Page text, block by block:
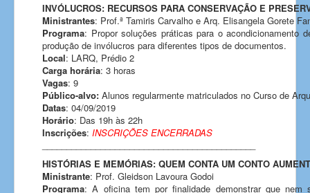
INVÓLUCROS: RECURSOS PARA CONSERVAÇÃO E
Ministrantes: Prof.ª Tamiris Carvalho e Arq. Elisangela Gorete
Programa: Propor soluções práticas para o acondicionamento
produção de invólucros para diferentes tipos de documentos.
Local: LARQ, Prédio 2
Carga horária: 3 horas
Vagas: 9
Público-alvo: Alunos regularmente matriculados no Curso de
Datas: 04/09/2019
Horário: Das 19h às 22h
Inscrições: INSCRIÇÕES ENCERRADAS
HISTÓRIAS E MEMÓRIAS: QUEM CONTA UM CONTO
Ministrante: Prof. Gleidson Lavoura Godoi
Programa: A oficina tem por finalidade demonstrar que